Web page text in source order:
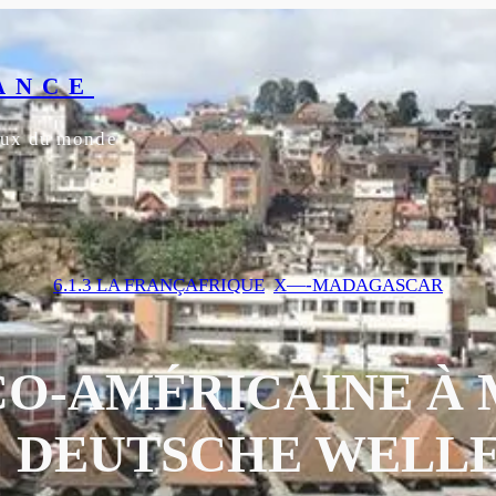
du monde
6.1.3 LA FRANÇAFRIQUE, X—-MADAGASCAR
AMÉRICAINE À
DEUTSCHE